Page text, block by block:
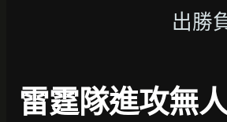
出勝
雷霆隊進攻無